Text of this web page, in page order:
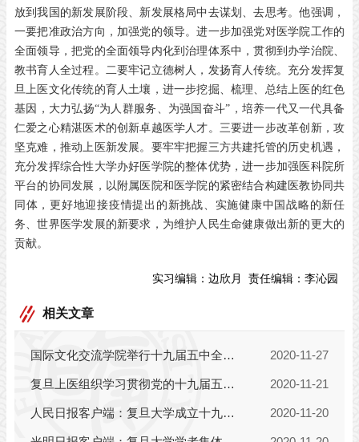
放到我国的新发展阶段、新发展格局中去谋划、去思考。他强调，
一要把准政治方向，加强党的领导。进一步加强党对医学院工作的
全面领导，把党的全面领导内化到治理体系中，贯彻到办学治院、
教书育人全过程。二要牢记立德树人，发扬育人传统。充分发挥复
旦上医文化传统的育人土壤，进一步挖掘、梳理、总结上医的红色
基因，大力弘扬“为人群服务、为强国奋斗”，培养一代又一代具备
仁爱之心精湛医术的创新卓越医学人才。三要进一步改革创新，攻
坚克难，推动上医新发展。要牢牢把握三方共建托管的历史机遇，
充分发挥综合性大学办好医学院的整体优势，进一步加强医科院所
平台的协同发展，以附属医院和医学院的紧密结合构建医教协同共
同体，更好地迎接疫情提出的新挑战、实施健康中国战略的新任
务、世界医学发展的新要求，为维护人民生命健康做出新的更大的
贡献。
实习编辑： 边欣月 责任编辑： 李沁园
相关文章